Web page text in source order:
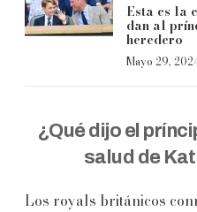
Esta es la
dan al
heredero
Mayo 29,
¿Qué dijo el
salud de
Los royals británicos